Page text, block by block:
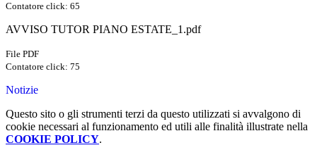
Contatore click: 65
AVVISO TUTOR PIANO ESTATE_1.pdf
File PDF
Contatore click: 75
Notizie
Questo sito o gli strumenti terzi da questo utilizzati si avvalgono di
cookie necessari al funzionamento ed utili alle finalità illustrate nella
COOKIE POLICY.